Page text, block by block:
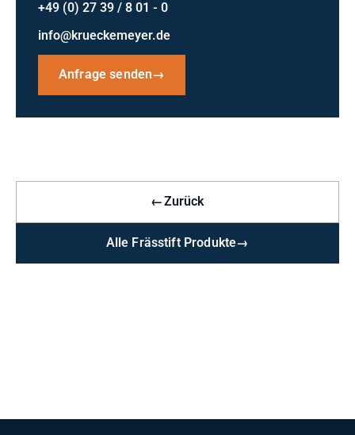
+49 (0) 27 39 / 8 01 - 0
info@krueckemeyer.de
Anfrage senden→
←Zurück
Alle Frässtift Produkte→